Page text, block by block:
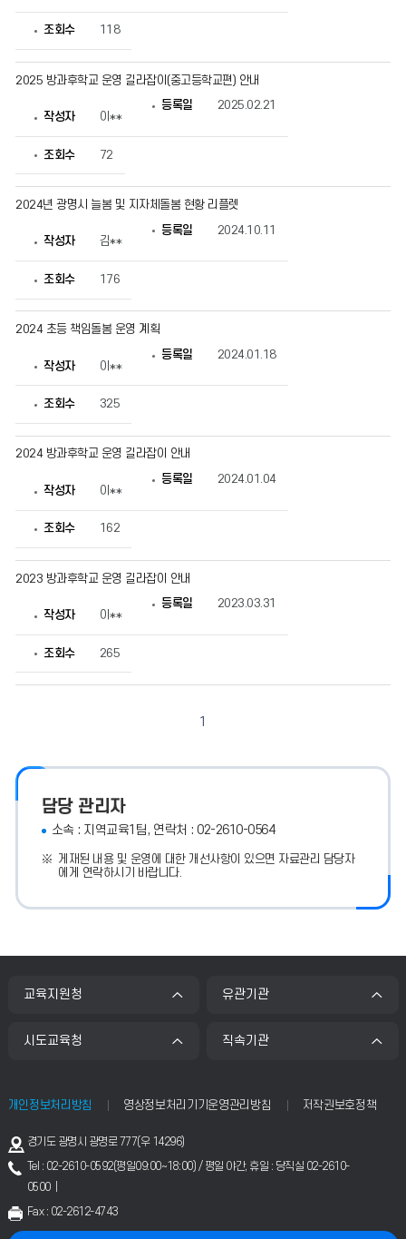
조회수 118
2025 방과후학교 운영 길라잡이(중고등학교편) 안내
작성자 이**
등록일 2025.02.21
조회수 72
2024년 광명시 늘봄 및 지자체돌봄 현황 리플렛
작성자 김**
등록일 2024.10.11
조회수 176
2024 초등 책임돌봄 운영 계획
작성자 이**
등록일 2024.01.18
조회수 325
2024 방과후학교 운영 길라잡이 안내
작성자 이**
등록일 2024.01.04
조회수 162
2023 방과후학교 운영 길라잡이 안내
작성자 이**
등록일 2023.03.31
조회수 265
1
담당 관리자
소속 : 지역교육1팀, 연락처 : 02-2610-0564
게재된 내용 및 운영에 대한 개선사항이 있으면 자료관리 담당자
에게 연락하시기 바랍니다.
교육지원청 유관기관
시도교육청 직속기관
개인정보처리방침 영상정보처리기기운영관리방침 저작권보호정책
주
소
경기도 광명시 광명로 777(우 14296)
Tel : 02-2610-0592(평일09:00~18:00) / 평일 야간, 휴일 : 당직실 02-2610-
0500 |
Fax : 02-2612-4743